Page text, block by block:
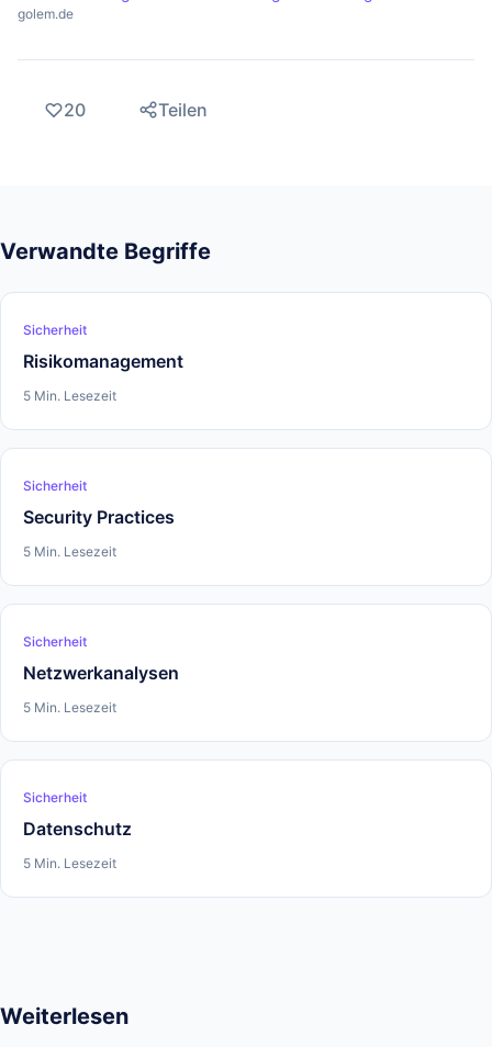
golem.de
20 Teilen
Verwandte Begriffe
Sicherheit
Risikomanagement
5 Min. Lesezeit
Sicherheit
Security Practices
5 Min. Lesezeit
Sicherheit
Netzwerkanalysen
5 Min. Lesezeit
Sicherheit
Datenschutz
5 Min. Lesezeit
Weiterlesen